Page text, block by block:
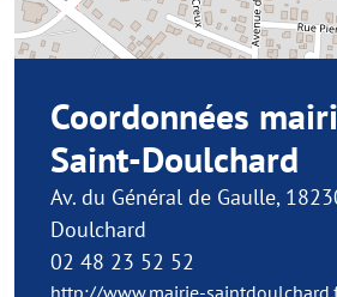
Coordonnées
Saint-Doulchard
Av. du Général de Gaulle,
Doulchard
02 48 23 52 52
http://www.mairie-